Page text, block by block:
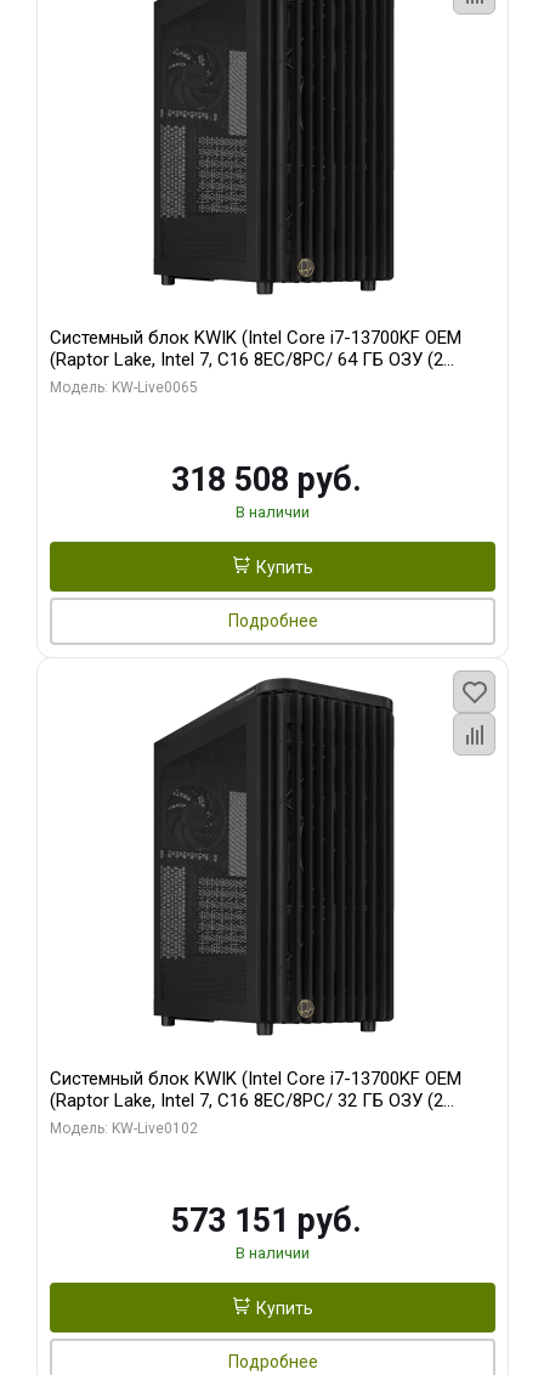
Системный блок KWIK (Intel Core i7-13700KF OEM
(Raptor Lake, Intel 7, C16 8EC/8PC/ 64 ГБ ОЗУ (2
модуля)/ ASUS RTX5080 PROART OC 16GB GDDR7
Модель: KW-Live0065
318 508 руб.
В наличии
Купить
Подробнее
Системный блок KWIK (Intel Core i7-13700KF OEM
(Raptor Lake, Intel 7, C16 8EC/8PC/ 32 ГБ ОЗУ (2
модуля)/ Afox RTX4090 24GB GDDR6X 384-Bit 3xDP
Модель: KW-Live0102
573 151 руб.
В наличии
Купить
Подробнее